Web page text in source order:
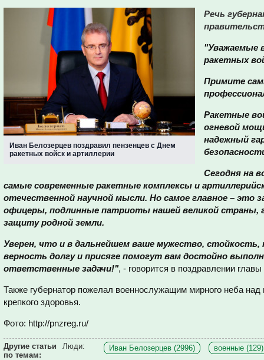
Иван Белозерцев поздравил пензенцев с Днем
ракетных войск и артиллерии
Речь
"Уважаемые
ракетных
Примите
Ракетные
огневой
надежный
Сегодня на
самые современные ракетные комплексы и
отечественной научной мысли. Но самое главное – это
офицеры, подлинные патриоты нашей великой страны,
защиту родной земли.
Уверен, что и в дальнейшем ваше мужество, стойкость,
верность долгу и присяге помогут вам достойно
ответственные задачи!", - говорится в поздравлении главы
Также губернатор пожелал военнослужащим мирного неба над
крепкого здоровья.
Фото: http://pnzreg.ru/
Другие статьи
по темам:
Люди: Иван Белозерцев (2996) военные (129)